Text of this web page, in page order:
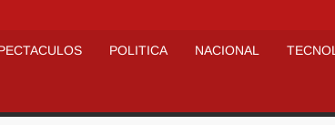
POLITICA NACIONAL